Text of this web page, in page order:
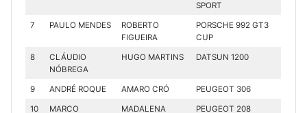
SPORT
7 PAULO MENDES
ROBERTO
FIGUEIRA
PORSCHE 992 GT3
CUP
8
CLÁUDIO
NÓBREGA
HUGO MARTINS DATSUN 1200
9 ANDRÉ ROQUE AMARO CRÓ PEUGEOT 306
10
MARCO
MADALENA
PEUGEOT 208